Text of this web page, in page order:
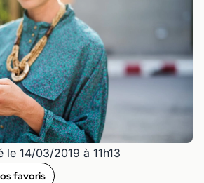
le 14/03/2019 à 11h13
favoris